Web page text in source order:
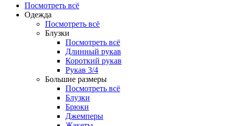
Посмотреть всё
Одежда
Посмотреть всё
Блузки
Посмотреть всё
Длинный рукав
Короткий рукав
Рукав 3/4
Большие размеры
Посмотреть всё
Блузки
Брюки
Джемперы